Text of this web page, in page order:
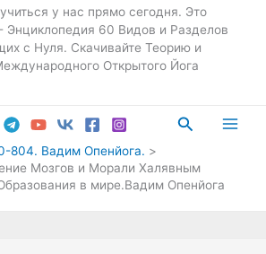
у нас прямо сегодня. Это
Энциклопедия 60 Видов и Разделов
с Нуля. Скачивайте Теорию и
Открытого Йога
Поиск
804. Вадим Опенйога.
Мозгов и Морали Халявным
в мире.Вадим Опенйога